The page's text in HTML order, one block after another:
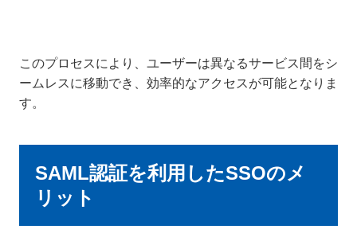
このプロセスにより、ユーザーは異なるサービス間をシ
ームレスに移動でき、効率的なアクセスが可能となりま
す。
SAML認証を利用したSSOのメ
リット